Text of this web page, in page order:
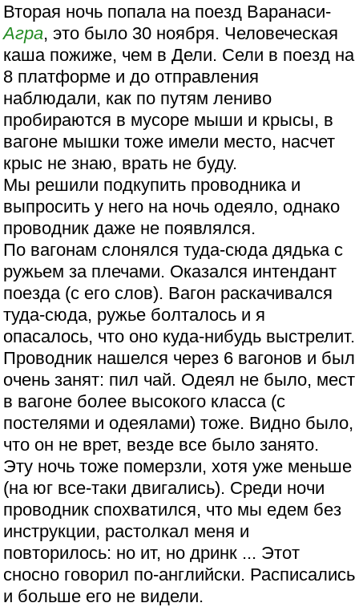
Вторая ночь попала на поезд Варанаси-
Агра, это было 30 ноября. Человеческая
каша пожиже, чем в Дели. Сели в поезд на
8 платформе и до отправления
наблюдали, как по путям лениво
пробираются в мусоре мыши и крысы, в
вагоне мышки тоже имели место, насчет
крыс не знаю, врать не буду.
Мы решили подкупить проводника и
выпросить у него на ночь одеяло, однако
проводник даже не появлялся.
По вагонам слонялся туда-сюда дядька с
ружьем за плечами. Оказался интендант
поезда (с его слов). Вагон раскачивался
туда-сюда, ружье болталось и я
опасалось, что оно куда-нибудь выстрелит.
Проводник нашелся через 6 вагонов и был
очень занят: пил чай. Одеял не было, мест
в вагоне более высокого класса (с
постелями и одеялами) тоже. Видно было,
что он не врет, везде все было занято.
Эту ночь тоже померзли, хотя уже меньше
(на юг все-таки двигались). Среди ночи
проводник спохватился, что мы едем без
инструкции, растолкал меня и
повторилось: но ит, но дринк ... Этот
сносно говорил по-английски. Расписались
и больше его не видели.